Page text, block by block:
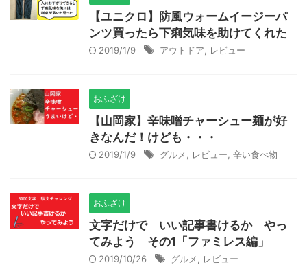
【ユニクロ】防風ウォームイージーパ
ンツ買ったら下痢気味を助けてくれた
2019/1/9 アウトドア レビュー
おふざけ
【山岡家】辛味噌チャーシュー麺が好
きなんだ！けども・・・
2019/1/9 グルメ レビュー 辛い食べ物
おふざけ
文字だけで いい記事書けるか やっ
てみよう その1「ファミレス編」
2019/10/26 グルメ レビュー